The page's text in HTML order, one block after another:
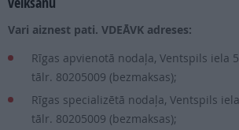
Vari aiznest pati. VDEĀVK adreses:
Rīgas apvienotā nodaļa, Ventspils iela
tālr. 80205009 (bezmaksas);
Rīgas specializētā nodaļa, Ventspils iela
tālr. 80205009 (bezmaksas);